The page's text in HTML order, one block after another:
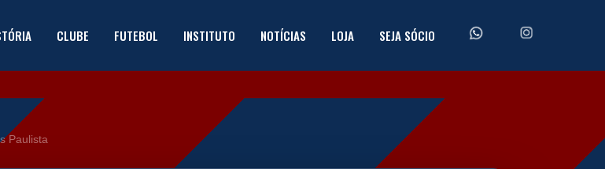
CLUBE FUTEBOL INSTITUTO NOTÍCIAS LOJA SEJA SÓCIO
Paulista